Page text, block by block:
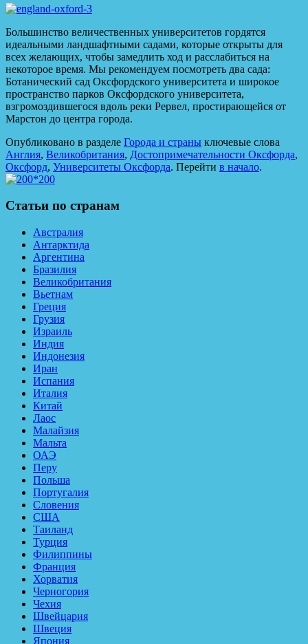
Большинство величественных университетов гордятся
идеальными ландшафтными садами, которые открыты для
всех желающих, чтобы замедлить ход и расслабиться на
некоторое время. Мы рекомендуем посмотреть два сада:
Ботанический сад Оксфордского университета и широкое
пространство парков Оксфордского университета,
взгромоздившегося вдоль реки Рервел, простирающейся от
Марстон до центра города.
Опубликовано в разделе Города и страны ключевые слова
Англия, Великобритания, Достопримечательности Оксфорда,
Оксфорд, Университеты Оксфорда. Перейти в начало.
Статьи по странам
Австралия
Антарктида
Аргентина
Бразилия
Великобритания
Вьетнам
Греция
Грузия
Израиль
Индия
Индонезия
Иран
Испания
Италия
Китай
Лаос
Малайзия
Мальта
ОАЭ
Перу
Польша
Португалия
Словения
США
Таиланд
Турция
Филиппины
Франция
Хорватия
Черногория
Чехия
Швейцария
Швеция
Япония